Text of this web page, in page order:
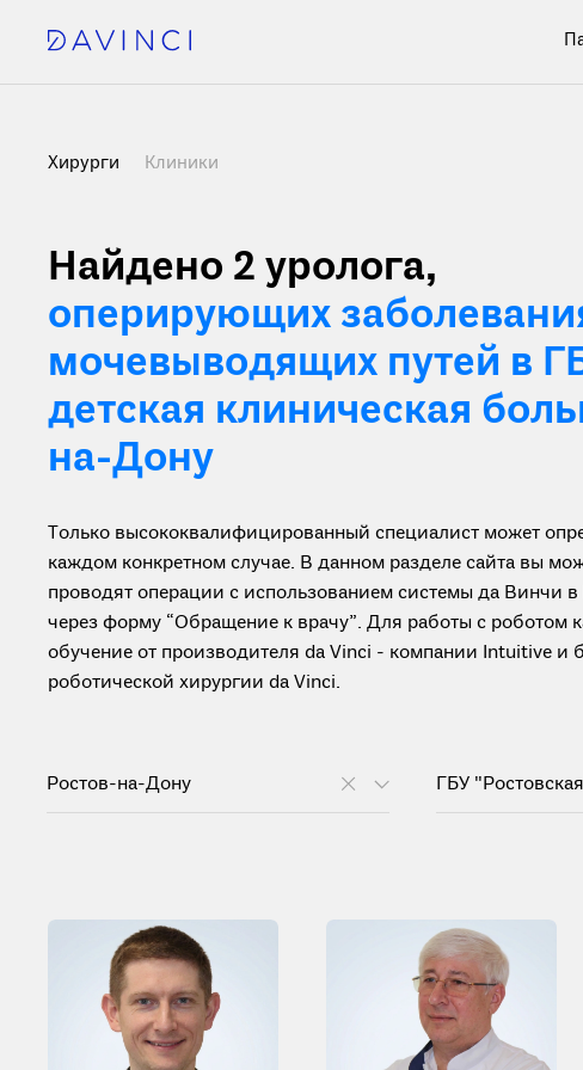
Хирурги Клиники
Найдено 2 уролога,
оперирующих
мочевыводящих путей в
детская клиническая
на-Дону
Только высококвалифицированный специалист может
каждом конкретном случае. В данном разделе сайта вы
проводят операции с использованием системы да Винчи
через форму “Обращение к врачу”. Для работы с
обучение от производителя da Vinci - компании Intuitive и
роботической хирургии da Vinci.
Ростов-на-Дону